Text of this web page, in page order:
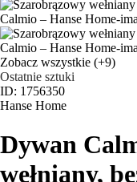
Zobacz wszystkie (+9)
Ostatnie sztuki
ID: 1756350
Hanse Home
Dywan
wełniany,